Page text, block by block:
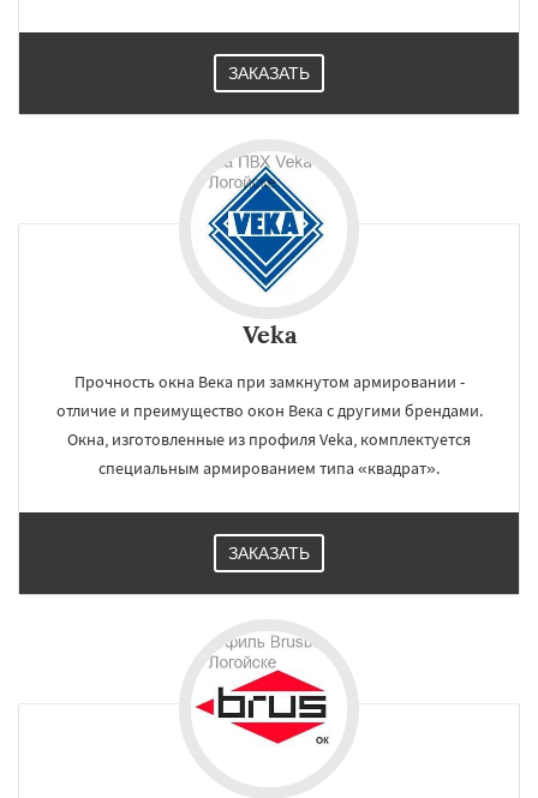
ЗАКАЗАТЬ
Veka
Прочность окна Века при замкнутом армировании -
отличие и преимущество окон Века с другими брендами.
Окна, изготовленные из профиля Veka, комплектуется
специальным армированием типа «квадрат».
ЗАКАЗАТЬ